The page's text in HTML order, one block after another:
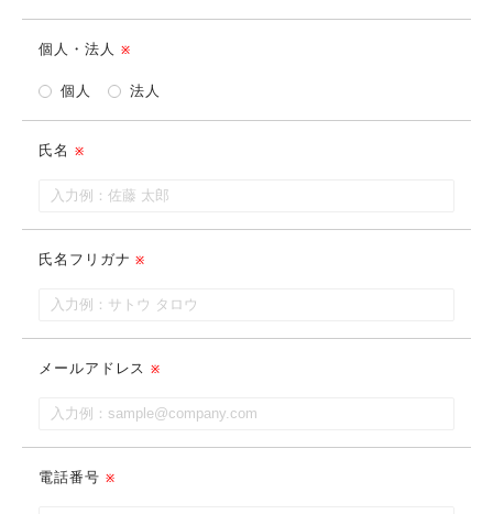
個人・法人
個人 法人
氏名
氏名フリガナ
メールアドレス
電話番号